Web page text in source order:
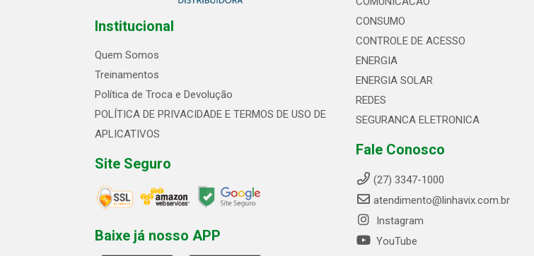
Institucional
Quem Somos
Treinamentos
Política de Troca e Devolução
POLÍTICA DE PRIVACIDADE E TERMOS DE USO DE
APLICATIVOS
Site Seguro
Baixe já nosso APP
CONSUMO
CONTROLE DE ACESSO
ENERGIA
ENERGIA SOLAR
REDES
SEGURANCA ELETRONICA
Fale Conosco
(27) 3347-1000
atendimento@linhavix.com.br
Instagram
YouTube